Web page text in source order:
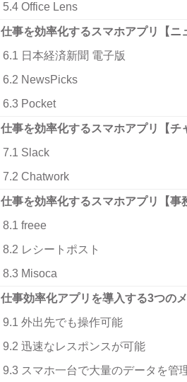
5.4 Office Lens
仕事を効率化するスマホアプリ【ニ
6.1 日本経済新聞 電子版
6.2 NewsPicks
6.3 Pocket
仕事を効率化するスマホアプリ【チ
7.1 Slack
7.2 Chatwork
仕事を効率化するスマホアプリ【事
8.1 freee
8.2 レシートポスト
8.3 Misoca
仕事効率化アプリを導入する3つの
9.1 外出先でも操作可能
9.2 迅速なレスポンスが可能
9.3 スマホ一台で大量のデータを管